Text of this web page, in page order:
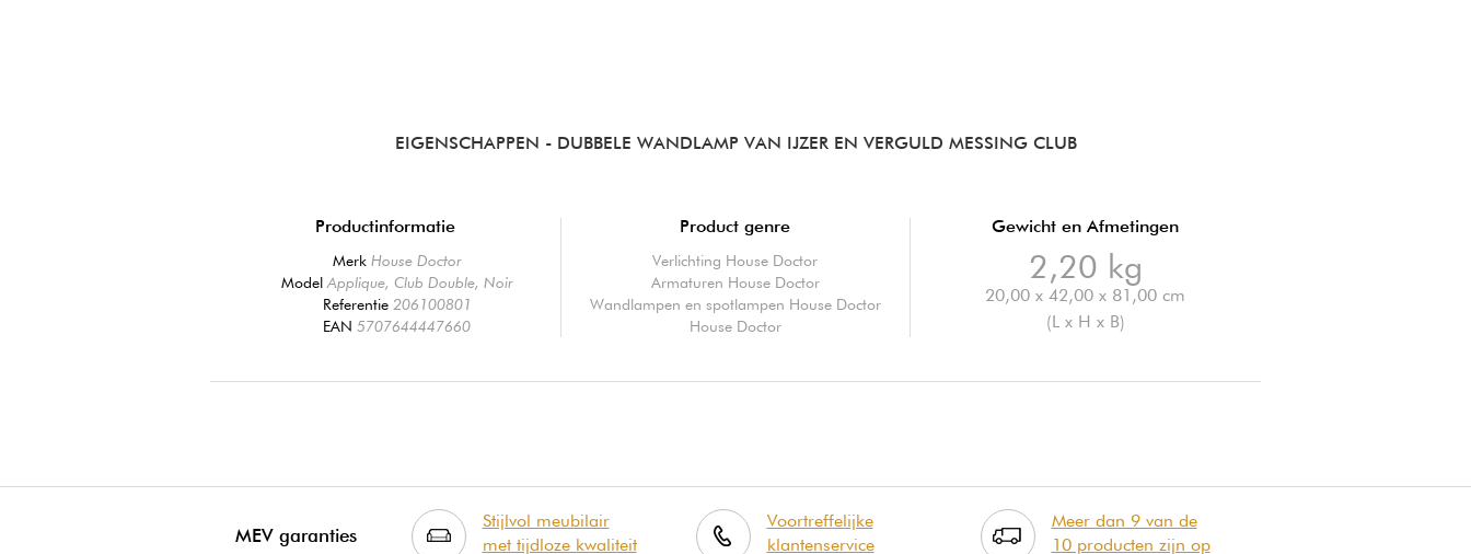
EIGENSCHAPPEN - DUBBELE WANDLAMP VAN IJZER EN VERGULD MESSING CLUB
Productinformatie
Merk House Doctor
Model Applique, Club Double, Noir
Referentie 206100801
EAN5707644447660
Product genre
Verlichting House Doctor
Armaturen House Doctor
Wandlampen en spotlampen House Doctor
House Doctor
Gewicht en Afmetingen
2,20 kg
20,00 x 42,00 x 81,00 cm
(L x H x B)
MEV garanties
Stijlvol meubilair
met tijdloze kwaliteit
Voortreffelijke
klantenservice
Meer dan 9 van de
10 producten zijn op